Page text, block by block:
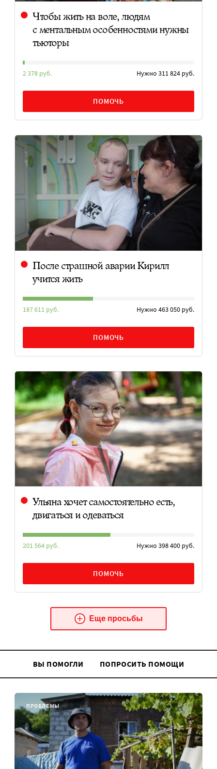
Чтобы жить на воле, людям
с ментальным особенностями нужны
тьюторы
2 378 руб. Нужно 311 824 руб.
ПОМОЧЬ
После страшной аварии Кирилл
учится жить
187 611 руб. Нужно 463 050 руб.
ПОМОЧЬ
Ульяна хочет самостоятельно есть,
двигаться и одеваться
201 564 руб. Нужно 398 400 руб.
ПОМОЧЬ
Еще просьбы
ВЫ ПОМОГЛИ ПОПРОСИТЬ ПОМОЩИ
ПРОБЛЕМЫ